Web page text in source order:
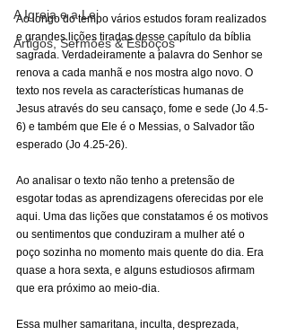
A Igreja e a Lei
Artigos, Sermões & Esboços
Ao longo do tempo vários estudos foram realizados
e grandes lições tiradas desse capítulo da bíblia
sagrada. Verdadeiramente a palavra do Senhor se
renova a cada manhã e nos mostra algo novo. O
texto nos revela as características humanas de
Jesus através do seu cansaço, fome e sede (Jo 4.5-
6) e também que Ele é o Messias, o Salvador tão
esperado (Jo 4.25-26).
Ao analisar o texto não tenho a pretensão de
esgotar todas as aprendizagens oferecidas por ele
aqui. Uma das lições que constatamos é os motivos
ou sentimentos que conduziram a mulher até o
poço sozinha no momento mais quente do dia. Era
quase a hora sexta, e alguns estudiosos afirmam
que era próximo ao meio-dia.
Essa mulher samaritana, inculta, desprezada,